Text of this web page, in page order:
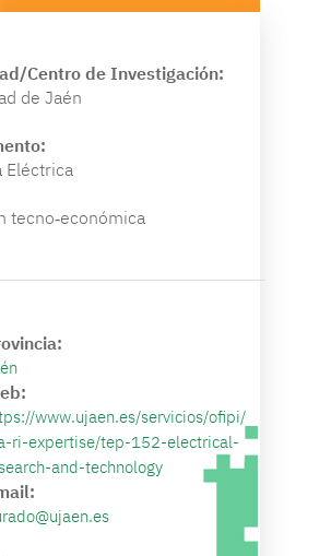
Centro de Investigación:
de Jaén
Eléctrica
tecno‐económica
www.ujaen.es/servicios/ofipi/
ri-expertise/tep-152-electrical-
and-technology